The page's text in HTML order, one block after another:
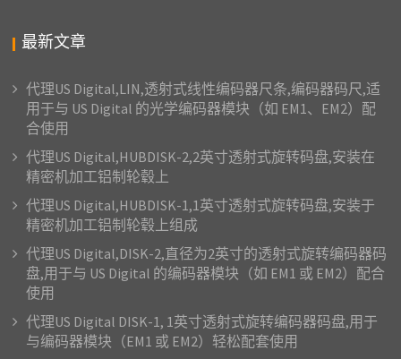
最新文章
代理US Digital,LIN,透射式线性编码器尺条,编码器码尺,适
用于与 US Digital 的光学编码器模块（如 EM1、EM2）配
合使用
代理US Digital,HUBDISK-2,2英寸透射式旋转码盘,安装在
精密机加工铝制轮毂上
代理US Digital,HUBDISK-1,1英寸透射式旋转码盘,安装于
精密机加工铝制轮毂上组成
代理US Digital,DISK-2,直径为2英寸的透射式旋转编码器码
盘,用于与 US Digital 的编码器模块（如 EM1 或 EM2）配合
使用
代理US Digital DISK-1, 1英寸透射式旋转编码器码盘,用于
与编码器模块（EM1 或 EM2）轻松配套使用